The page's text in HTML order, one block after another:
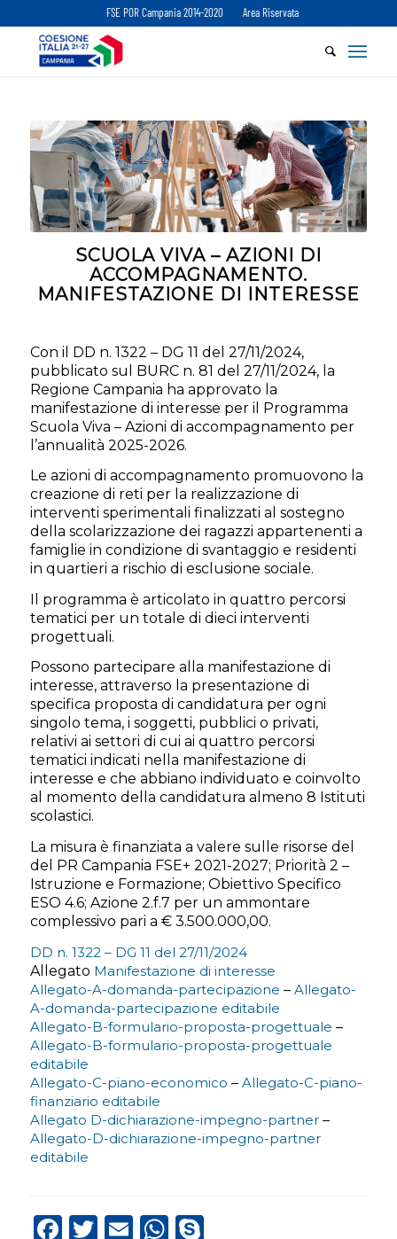
FSE POR Campania 2014-2020 Area Riservata
SCUOLA VIVA – AZIONI DI
ACCOMPAGNAMENTO.
MANIFESTAZIONE DI INTERESSE
Con il DD n. 1322 – DG 11 del 27/11/2024,
pubblicato sul BURC n. 81 del 27/11/2024, la
Regione Campania ha approvato la
manifestazione di interesse per il Programma
Scuola Viva – Azioni di accompagnamento per
l’annualità 2025-2026.
Le azioni di accompagnamento promuovono la
creazione di reti per la realizzazione di
interventi sperimentali finalizzati al sostegno
della scolarizzazione dei ragazzi appartenenti a
famiglie in condizione di svantaggio e residenti
in quartieri a rischio di esclusione sociale.
Il programma è articolato in quattro percorsi
tematici per un totale di dieci interventi
progettuali.
Possono partecipare alla manifestazione di
interesse, attraverso la presentazione di
specifica proposta di candidatura per ogni
singolo tema, i soggetti, pubblici o privati,
relativi ai settori di cui ai quattro percorsi
tematici indicati nella manifestazione di
interesse e che abbiano individuato e coinvolto
al momento della candidatura almeno 8 Istituti
scolastici.
La misura è finanziata a valere sulle risorse del
del PR Campania FSE+ 2021-2027; Priorità 2 –
Istruzione e Formazione; Obiettivo Specifico
ESO 4.6; Azione 2.f.7 per un ammontare
complessivo pari a € 3.500.000,00.
DD n. 1322 – DG 11 del 27/11/2024
Allegato Manifestazione di interesse
Allegato-A-domanda-partecipazione – Allegato-
A-domanda-partecipazione editabile
Allegato-B-formulario-proposta-progettuale –
Allegato-B-formulario-proposta-progettuale
editabile
Allegato-C-piano-economico – Allegato-C-piano-
finanziario editabile
Allegato D-dichiarazione-impegno-partner–
Allegato-D-dichiarazione-impegno-partner
editabile
Facebook
Twitter Email WhatsApp